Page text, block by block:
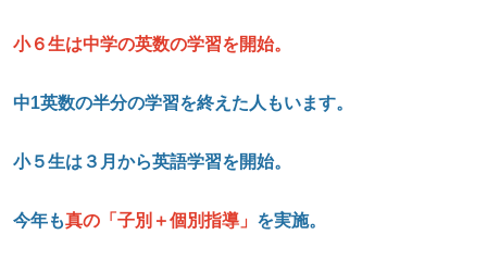
小６生は中学の英数の学習を開始。
中1英数の半分の学習を終えた人もいます。
小５生は３月から英語学習を開始。
今年も真の「子別＋個別指導」 を実施。